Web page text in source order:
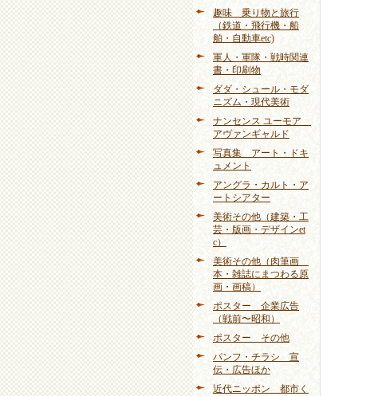
趣味 乗り物と旅行
（鉄道・飛行機・船
舶・自動車etc)
軍人・軍隊・戦時関連
書・印刷物
ダダ・シュール・モダ
ニズム・現代美術
ナンセンス ユーモア
アヴァンギャルド
写真集 アート・ドキ
ュメント
アングラ・カルト・ア
ートシアター
美術その他（建築・工
芸・版画・デザインet
c）
美術その他（肉筆画
本・雑誌にまつわる原
画・画稿）
ポスター 企業広告
（戦前〜昭和）
ポスター その他
パンフ・チラシ 宣
伝・広告ほか
近代ニッポン 都市く